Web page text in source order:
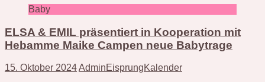
Baby
ELSA & EMIL präsentiert in Kooperation mit
Hebamme Maike Campen neue Babytrage
15. Oktober 2024AdminEisprungKalender